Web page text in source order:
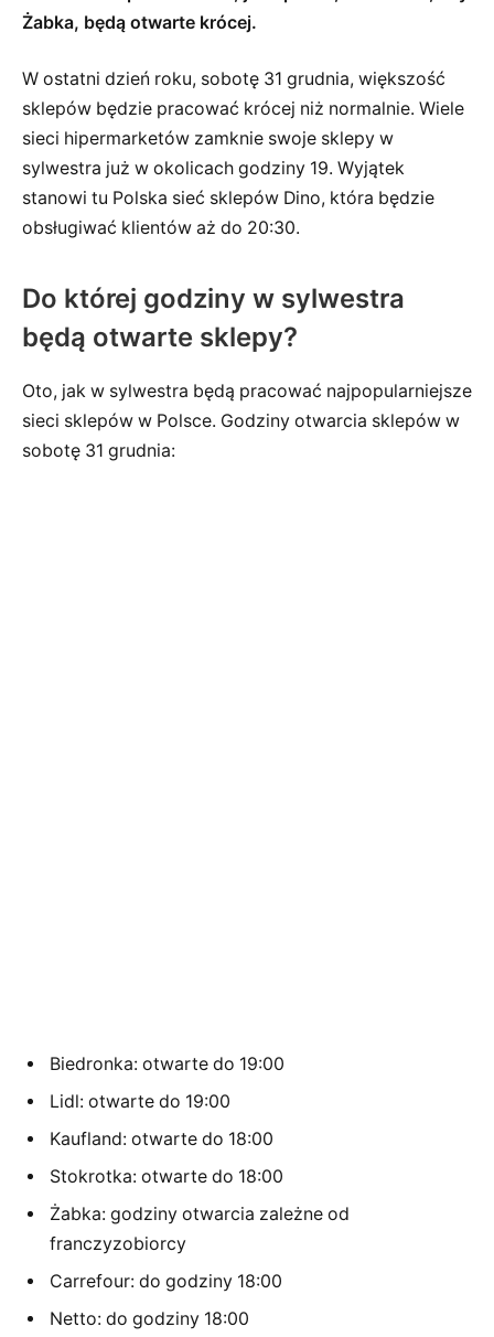
Żabka, będą otwarte krócej.
W ostatni dzień roku, sobotę 31 grudnia, większość
sklepów będzie pracować krócej niż normalnie. Wiele
sieci hipermarketów zamknie swoje sklepy w
sylwestra już w okolicach godziny 19. Wyjątek
stanowi tu Polska sieć sklepów Dino, która będzie
obsługiwać klientów aż do 20:30.
Do której godziny w sylwestra
będą otwarte sklepy?
Oto, jak w sylwestra będą pracować najpopularniejsze
sieci sklepów w Polsce. Godziny otwarcia sklepów w
sobotę 31 grudnia:
Biedronka: otwarte do 19:00
Lidl: otwarte do 19:00
Kaufland: otwarte do 18:00
Stokrotka: otwarte do 18:00
Żabka: godziny otwarcia zależne od
franczyzobiorcy
Carrefour: do godziny 18:00
Netto: do godziny 18:00